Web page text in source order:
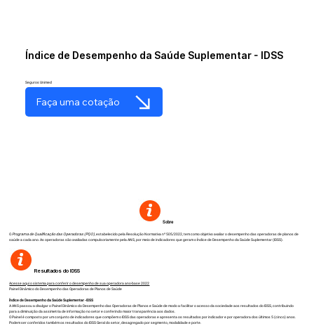
Índice de Desempenho da Saúde Suplementar - IDSS
Seguros Unimed
Faça uma cotação
Sobre
OPrograma de Qualificação das Operadoras (PQO), estabelecido pela Resolução Normativa nº 505/2022, tem como objetivo avaliar o desempenho das operadoras de planos de
saúde a cada ano. As operadoras são avaliadas compulsoriamente pela ANS, por meio de indicadores que geram o Índice de Desempenho da Saúde Suplementar (IDSS).
Resultados do IDSS
Acesse aqui o sistema para conferir o desempenho de sua operadora ano-base 2022
Painel Dinâmico do Desempenho das Operadoras de Planos de Saúde
Índice de Desempenho da Saúde Suplementar - IDSS
A ANS passou a divulgar o Painel Dinâmico do Desempenho das Operadoras de Planos e Saúde de modo a facilitar o acesso da sociedade aos resultados do IDSS, contribuindo
para a diminuição da assimetria de informação no setor e conferindo maior transparência aos dados.
O Painel é composto por um conjunto de indicadores que compõem o IDSS das operadoras e apresenta os resultados por indicador e por operadora dos últimos 5 (cinco) anos.
Podem ser conferidos também os resultados do IDSS Geral do setor, desagregado por segmento, modalidade e porte.